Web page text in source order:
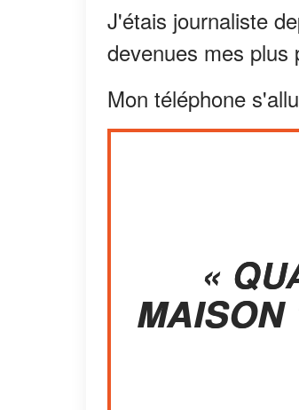
J'étais journaliste
devenues mes plus
Mon téléphone
«
MAISON